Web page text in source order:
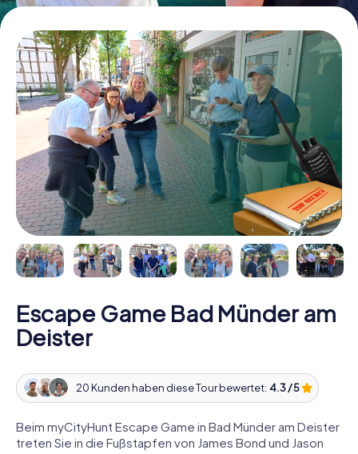
Escape Game Bad Münder am
Deister
20 Kunden haben diese Tour bewertet: 4.3 / 5
Beim myCityHunt Escape Game in Bad Münder am Deister
treten Sie in die Fußstapfen von James Bond und Jason